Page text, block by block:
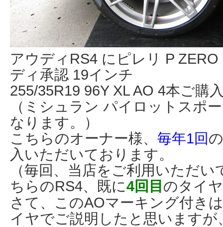
アウディRS4 にピレリ P
ディ承認 19インチ
255/35R19 96Y XL AO 4本ご購
（ミシュラン パイロットスポ
なります。）
こちらのオーナー様、 毎年1回
入いただいております。
（毎回、当店をご利用いただ
ちらのRS4、既に4回目 のタイ
さて、このAOマーキング付き
イヤでご説明したと思いますが